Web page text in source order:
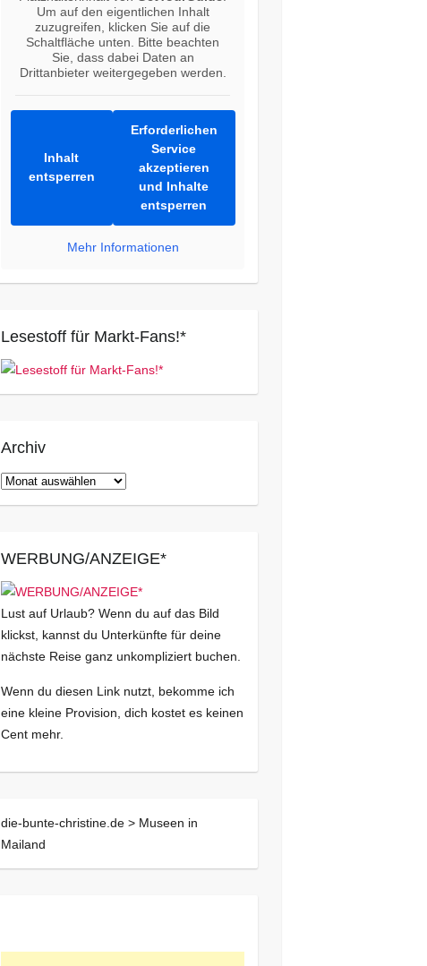
Um auf den eigentlichen Inhalt
zuzugreifen, klicken Sie auf die
Schaltfläche unten. Bitte beachten
Sie, dass dabei Daten an
Drittanbieter weitergegeben werden.
Inhalt
entsperren
Erforderlichen
Service
akzeptieren
und Inhalte
entsperren
Mehr Informationen
Lesestoff für Markt-Fans!*
Archiv
Archiv
WERBUNG/ANZEIGE*
Lust auf Urlaub? Wenn du auf das Bild
klickst, kannst du Unterkünfte für deine
nächste Reise ganz unkompliziert buchen.
Wenn du diesen Link nutzt, bekomme ich
eine kleine Provision, dich kostet es keinen
Cent mehr.
die-bunte-christine.de > Museen in
Mailand